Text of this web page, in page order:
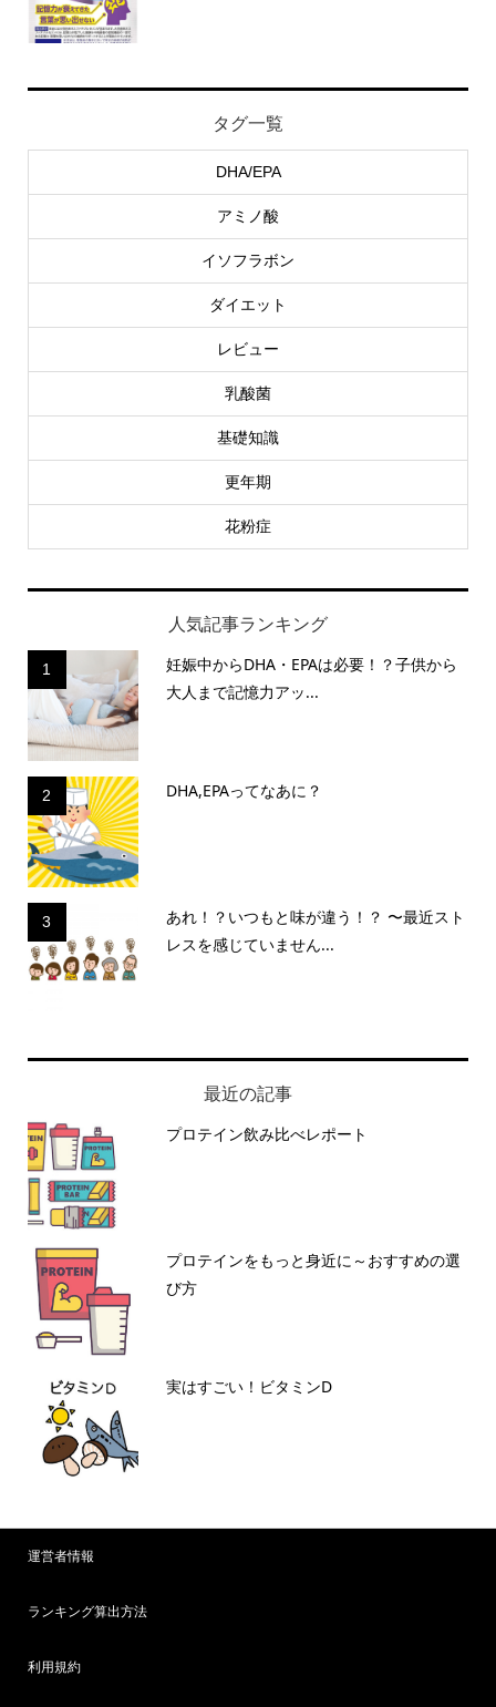
タグ一覧
DHA/EPA
アミノ酸
イソフラボン
ダイエット
レビュー
乳酸菌
基礎知識
更年期
花粉症
人気記事ランキング
1
妊娠中からDHA・EPAは必要！？子供から
大人まで記憶力アッ...
2 DHA,EPAってなあに？
3
あれ！？いつもと味が違う！？ 〜最近スト
レスを感じていません...
最近の記事
プロテイン飲み比べレポート
プロテインをもっと身近に～おすすめの選
び方
実はすごい！ビタミンD
運営者情報
ランキング算出方法
利用規約